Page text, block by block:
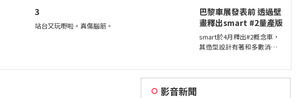
影師徐珍因遺
3
站台又玩嘢啦。真傷腦筋。
宣布全球累積銷量突破2,000
萬輛，也是第一家達此成績
的中國汽車品牌。
巴黎車展發表前 透過壁
畫釋出smart #2量產版
smart於4月釋出#2概念車，
其造型設計有著和多數消費
亮相，近日smart就透過壁畫
影音新聞